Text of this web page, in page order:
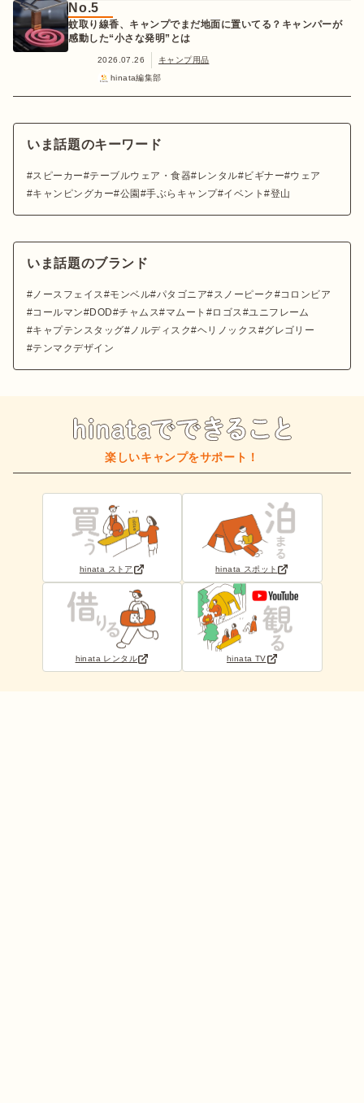
No.5
蚊取り線香、キャンプでまだ地面に置いてる？キャンパーが
感動した“小さな発明”とは
2026.07.26
キャンプ用品
hinata編集部
いま話題のキーワード
スピーカー テーブルウェア・食器 レンタル ビギナー
ウェア
キャンピングカー 公園 手ぶらキャンプ イベント 登山
いま話題のブランド
ノースフェイス モンベル パタゴニア スノーピーク
コロンビア
コールマン
DOD チャムス マムート ロゴス
ユニフレーム
キャプテンスタッグ
ノルディスク ヘリノックス
グレゴリー
テンマクデザイン
楽しいキャンプをサポート！
hinata ストア hinata スポット
hinata レンタル hinata TV